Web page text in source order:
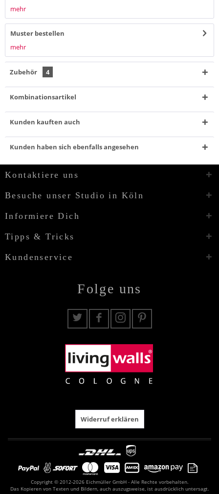
mehr
Muster bestellen
mehr
Zubehör 4
Kombinationsartikel
Kunden kauften auch
Kunden haben sich ebenfalls angesehen
Kontaktiere uns
Besuche unser Studio in Köln
Informiere Dich
Tipps & Tricks
Kundenservice
Folge uns
Widerruf erklären
Copyright © 2012-2026 Eichmüller GmbH - Alle Rechte vorbehalten.
Das Kopieren von Texten und Bildern, auch auszugsweise, ist ausdrücklich untersagt.